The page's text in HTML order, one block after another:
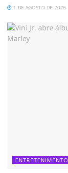
1 DE AGOSTO DE 2026
ENTRETENIMENTO